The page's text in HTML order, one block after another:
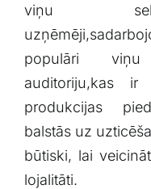
viņu
populāri viņu
auditoriju,kas⁤ ir
produkcijas
balstās ‌uz
‌būtiski, lai
lojalitāti.